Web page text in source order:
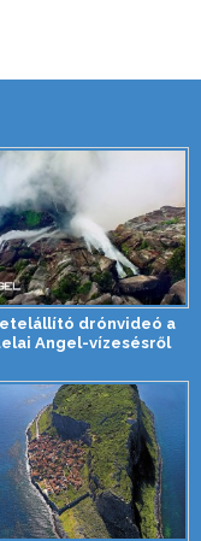
drónvideó a
Angel-vízesésről